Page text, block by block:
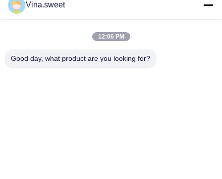
Hino Truck Parts Power steering pump 44310-E0310 14714-
99020 Utilizzo per il camion HINO 700 ZS FS E13C
Il camion Hino parte l'uso della pompa S2910-E0C02 del
compressore d'aria di marca HNTC per il camion HINO 500
Vina.sweet
12:06 PM
Good day, what product are you looking for?